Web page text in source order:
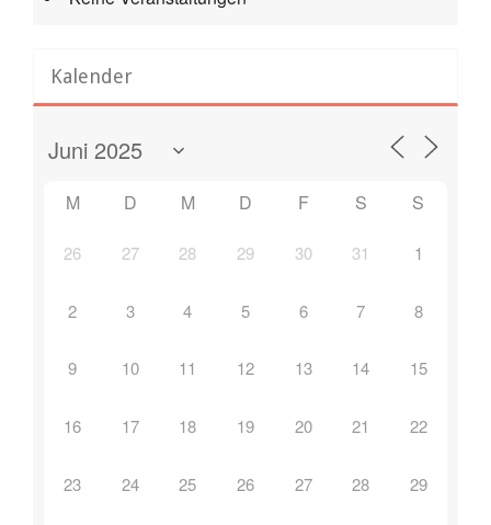
Kalender
M D M D F S S
26 27 28 29 30 31 1
2 3 4 5 6 7 8
9 10 11 12 13 14 15
16 17 18 19 20 21 22
23 24 25 26 27 28 29